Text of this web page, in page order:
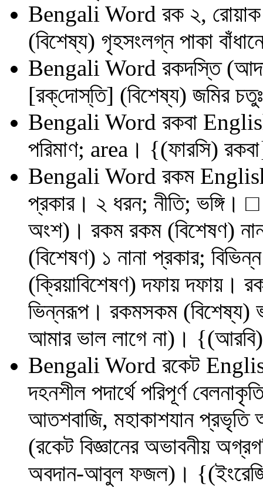
Bengali Word রক ২, রোয়াক
(বিশেষ্য) গৃহসংলগ্ন পাকা
Bengali Word রকদস্তি
[রক্‌দোস্‌তি] (বিশেষ্য) জমির
Bengali Word রকবা
পরিমাণ; area। {(ফারসি)
Bengali Word রকম
প্রকার। ২ ধরন; নীতি; ভঙ্গি।
অংশ)। রকম রকম (বিশেষণ)
(বিশেষণ) ১ নানা প্রকার;
(ক্রিয়াবিশেষণ) দফায় দফায়।
ভিন্নরূপ। রকমসকম (বিশেষ্য)
আমার ভাল লাগে না)।
Bengali Word রকেট
দহনশীল পদার্থে পরিপূর্ণ
আতশবাজি, মহাকাশযান প্রভৃতি
(রকেট বিজ্ঞানের অভাবনীয়
অবদান-আবুল ফজল)।